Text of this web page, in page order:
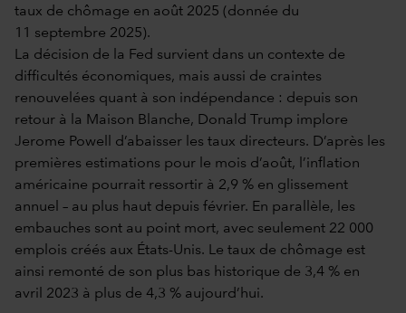
taux de chômage en août 2025 (donnée du
11 septembre 2025).
La décision de la Fed survient dans un contexte de
difficultés économiques, mais aussi de craintes
renouvelées quant à son indépendance : depuis son
retour à la Maison Blanche, Donald Trump implore
Jerome Powell d’abaisser les taux directeurs. D’après les
premières estimations pour le mois d’août, l’inflation
américaine pourrait ressortir à 2,9 % en glissement
annuel – au plus haut depuis février. En parallèle, les
embauches sont au point mort, avec seulement 22 000
emplois créés aux États-Unis. Le taux de chômage est
ainsi remonté de son plus bas historique de 3,4 % en
avril 2023 à plus de 4,3 % aujourd’hui.